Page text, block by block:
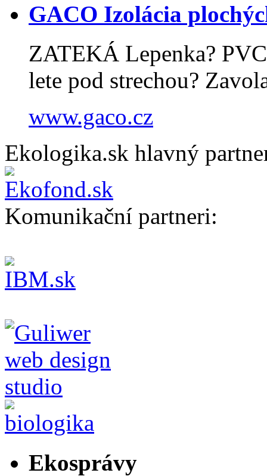
GACO Izolácia
ZATEKÁ Lepenka?
lete pod strechou?
www.gaco.cz
Ekologika.sk hlavný
Komunikační partneri:
Ekosprávy